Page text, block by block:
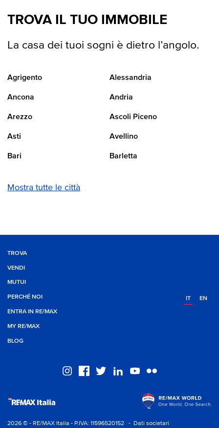
TROVA IL TUO IMMOBILE
La casa dei tuoi sogni è dietro l’angolo.
Agrigento Alessandria
Ancona Andria
Arezzo Ascoli Piceno
Asti Avellino
Bari Barletta
Mostra tutte le città
TROVA
VENDI
MUTUI
PERCHÉ NOI
ENTRA IN RE/MAX
MY RE/MAX
BLOG
IT EN
2026 © - RE/MAX Italia - P.IVA: 11596520152 - Dati societari